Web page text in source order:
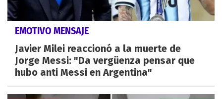
EMOTIVO MENSAJE
Javier Milei reaccionó a la muerte de
Jorge Messi: "Da vergüenza pensar que
hubo anti Messi en Argentina"